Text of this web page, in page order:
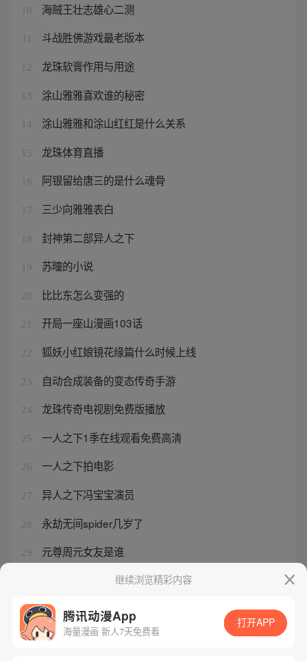
10 海贼王壮志雄心二测
斗战胜佛游戏最老版本
12 龙珠软膏作用与用途
13 涂山雅雅喜欢谁的秘密
14 涂山雅雅和涂山红红是什么关系
15 龙珠体育直播
16 阿银留给唐三的是什么魂骨
17 三少向雅雅表白
18 封神第二部异人之下
19 苏曈的小说
20 比比东怎么变强的
21 开局一座山漫画103话
22 狐妖小红娘镜花缘篇什么时候上线
23 自动合成装备的变态传奇手游
24 龙珠传奇电视剧免费版播放
25 一人之下1季在线观看免费高清
26 一人之下拍电影
27 异人之下冯宝宝演员
28 永劫无间spider几岁了
29 元尊周元女友是谁
航海王热血航线九游版 下载方式
继续浏览精彩内容
腾讯动漫App
海量漫画 新人7天免费看
打开APP